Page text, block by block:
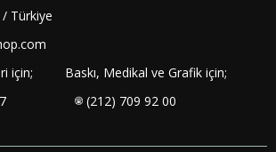
Türkiye
için;
Baskı, Medikal ve Grafik için;
(212) 709 92 00